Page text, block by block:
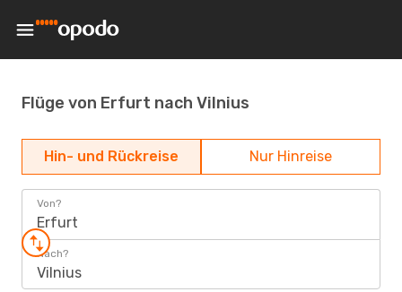
Flüge von Erfurt nach Vilnius
Hin- und Rückreise Nur Hinreise
Von?
Erfurt
Nach?
Vilnius